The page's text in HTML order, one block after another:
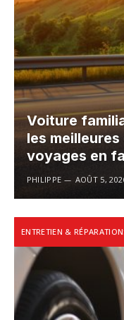
Voiture
les
voyages en
PHILIPPE AOÛT 5,
ENTRETIEN &